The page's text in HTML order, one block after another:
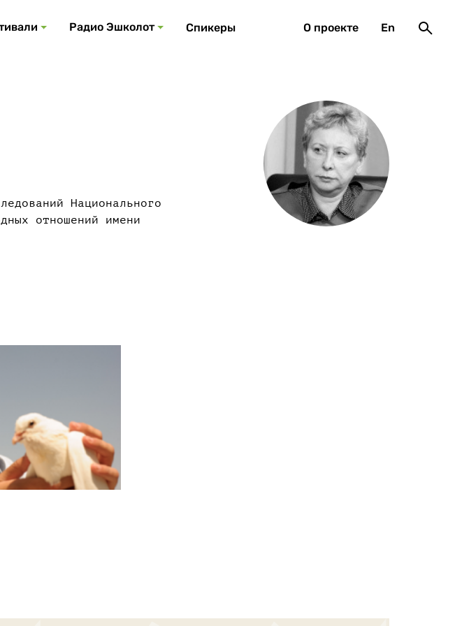
Радио Эшколот
Спикеры
О проекте En
Национального
отношений имени